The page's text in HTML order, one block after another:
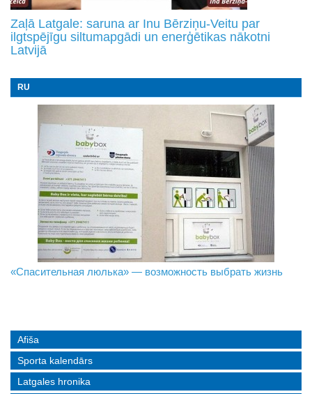
Zaļā Latgale: saruna ar Inu Bērziņu-Veitu par
ilgtspējīgu siltumapgādi un enerģētikas nākotni
Latvijā
RU
В Даугавпилсе определили сильнейших в пляжном
«Спасительная люлька» — возможность выбрать жизнь
Новое поколение пограничников: Даугавпилсское
Afiša
Sporta kalendārs
Latgales hronika